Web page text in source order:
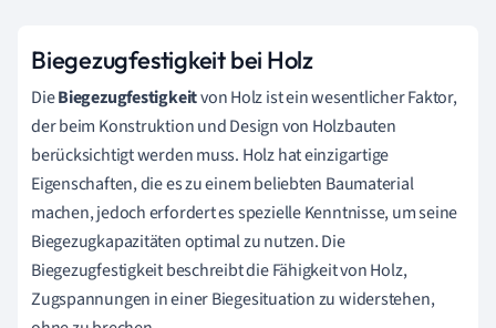
Biegezugfestigkeit bei Holz
DieBiegezugfestigkeitvon Holz ist ein wesentlicher Faktor,
der beim Konstruktion und Design von Holzbauten
berücksichtigt werden muss. Holz hat einzigartige
Eigenschaften, die es zu einem beliebten Baumaterial
machen, jedoch erfordert es spezielle Kenntnisse, um seine
Biegezugkapazitäten optimal zu nutzen. Die
Biegezugfestigkeit beschreibt die Fähigkeit von Holz,
Zugspannungen in einer Biegesituation zu widerstehen,